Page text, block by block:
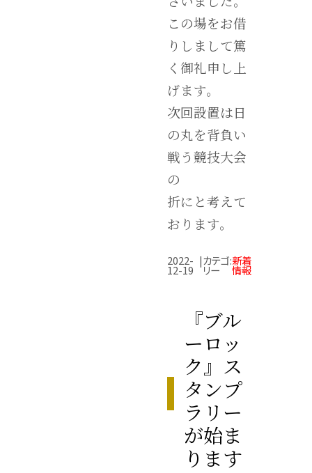
この場をお借
りしまして篤
く御礼申し上
げます。
次回設置は日
の丸を背負い
戦う競技大会
の
折にと考えて
おります。
2022-
12-19
|カテゴ
リー
:新着
情報
『ブル
ーロッ
ク』ス
タンプ
ラリー
が始ま
ります